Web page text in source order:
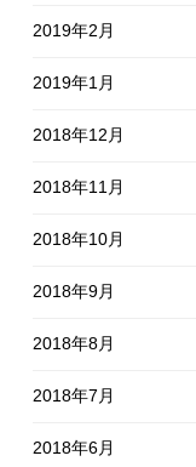
2019年2月
2019年1月
2018年12月
2018年11月
2018年10月
2018年9月
2018年8月
2018年7月
2018年6月